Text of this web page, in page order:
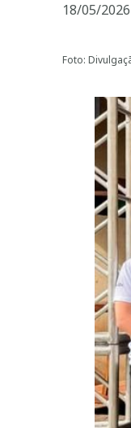
18/05/2026
Foto: